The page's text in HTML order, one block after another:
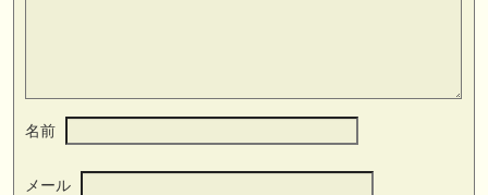
名前
メール